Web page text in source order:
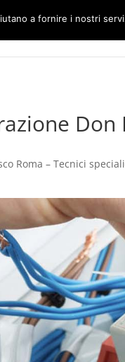
Don
Roma – Tecnici
a fornire i nostri